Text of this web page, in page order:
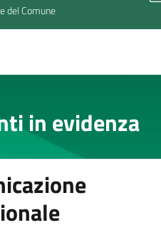
del Comune
in evidenza